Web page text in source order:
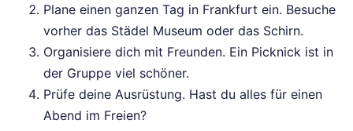
Plane einen ganzen Tag in Frankfurt ein. Besuche
vorher das Städel Museum oder das Schirn.
Organisiere dich mit Freunden. Ein Picknick ist in
der Gruppe viel schöner.
Prüfe deine Ausrüstung. Hast du alles für einen
Abend im Freien?